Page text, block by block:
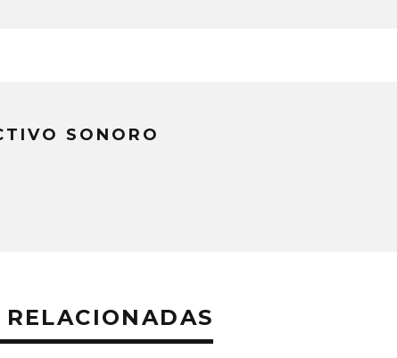
SONORO